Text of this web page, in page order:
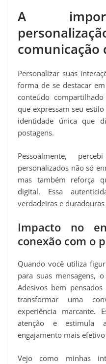
A
comunicação
Personalizar suas
forma de se destacar
conteúdo
que expressam seu
identidade única que
postagens.
Pessoalmente,
personalizados não só
mas também reforça
digital. Essa
verdadeiras e
Impacto no
conexão com o
Quando você utiliza
para suas mensagens,
Adesivos bem
transformar uma
experiência marcante.
atenção e estimula
engajamento mais
Vejo como minhas